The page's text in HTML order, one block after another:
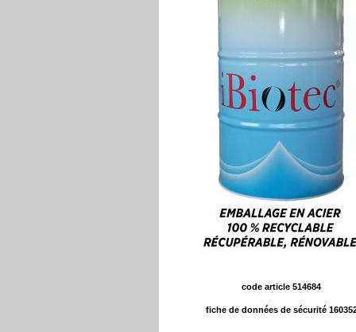
code article 514684
fiche de données de sécurité